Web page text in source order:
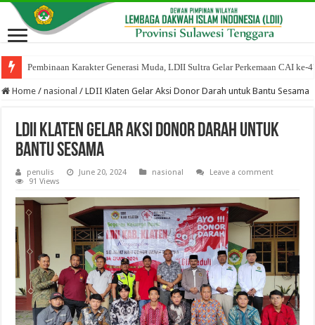
Pembinaan Karakter Generasi Muda, LDII Sultra Gelar Perkemaan CAI ke-
Home / nasional / LDII Klaten Gelar Aksi Donor Darah untuk Bantu Sesama
LDII Klaten Gelar Aksi Donor Darah untuk
Bantu Sesama
penulis June 20, 2024 nasional
Leave a comment
91 Views